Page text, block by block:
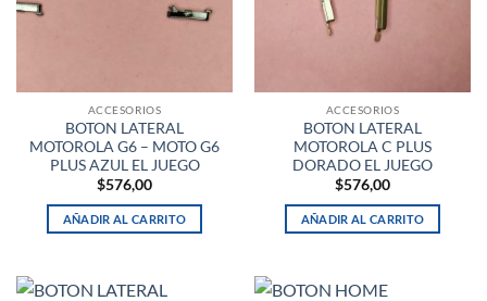
ACCESORIOS
BOTON LATERAL
MOTOROLA G6 – MOTO G6
PLUS AZUL EL JUEGO
$576,00
AÑADIR AL CARRITO
ACCESORIOS
BOTON LATERAL
MOTOROLA C PLUS
DORADO EL JUEGO
$576,00
AÑADIR AL CARRITO